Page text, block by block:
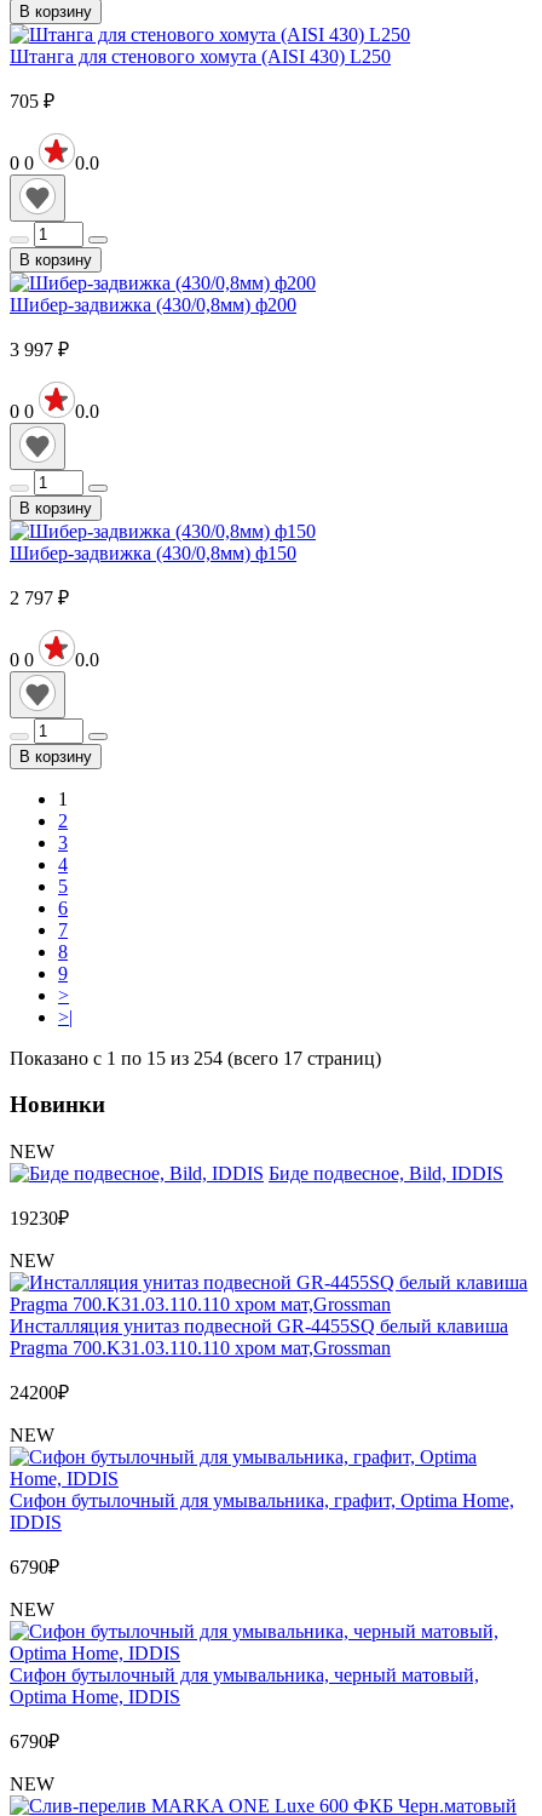
В корзину
Штанга для стенового хомута (AISI 430) L250
705 ₽
0 0 0.0
В корзину
Шибер-задвижка (430/0,8мм) ф200
3 997 ₽
0 0 0.0
В корзину
Шибер-задвижка (430/0,8мм) ф150
2 797 ₽
0 0 0.0
В корзину
1
2
3
4
5
6
7
8
9
>
>|
Показано с 1 по 15 из 254 (всего 17 страниц)
Новинки
NEW
Биде подвесное, Bild, IDDIS
19230₽
NEW
Инсталляция унитаз подвесной GR-4455SQ белый клавиша
Pragma 700.K31.03.110.110 хром мат,Grossman
24200₽
NEW
Сифон бутылочный для умывальника, графит, Optima Home,
IDDIS
6790₽
NEW
Сифон бутылочный для умывальника, черный матовый,
Optima Home, IDDIS
6790₽
NEW